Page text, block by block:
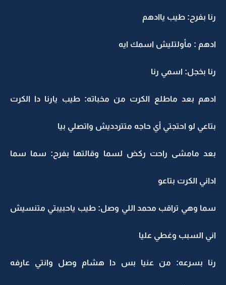
رنا بفرح: طيب ياادهم
ادهم : مأولتليش اسمك ايه
رنا بخجل: اسمي رنا
ادهم بعد ماطلع الكرت من مخباته: طيب يارنا دا الكرت
بتاعي لو احتجتي أي حاجه متتردديش واتصلي بيا
بعد مامشى راحت ركض لسما وقالتها بفرح: سما سما
اداني الكرت بتاعو
سما وهي تراقب محمد اللي وصل: طيب ياحبيبتي متنسيش
اني السبب وغطي عليا
رنا بسرعه: من عنيا بس دا هشام وصل وانتي عارفه